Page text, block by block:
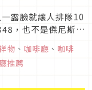
露臉就讓人排隊10
，也不是傑尼斯成
被承認的身份，讓
本史上最瘋狂的吉
物 、 咖啡廳 、 咖啡
推薦